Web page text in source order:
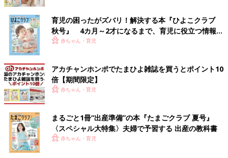
細木かおり（ほそきかおり）
1978年12月11日生まれ。一男二女の母であり、三人の孫を持
術の継承者に。
六星占術と自身の人生経験を活かし、経営相談から恋愛、家族の
人間関係の相談まで幅広く人生に寄り添うアドバイスを提供して
いる。対面にて直接相談者の話を聞く個人鑑定に加え、延べ
育児の困ったがズバリ！解決する本『ひよこクラブ
秋号』 4カ月～2才になるまで、育児に役立つ情報が
いっぱい！
赤ちゃん・育児
アカチャンホンポでたまひよ雑誌を買うとポイント10
倍【期間限定】
赤ちゃん・育児
まるごと1冊“出産準備”の本『たまごクラブ 夏号』
〈スペシャル大特集〉夫婦で予習する 出産の教科書
赤ちゃん・育児